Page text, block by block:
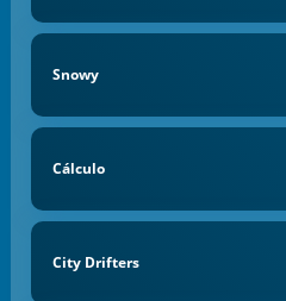
Snowy
Cálculo
City Drifters